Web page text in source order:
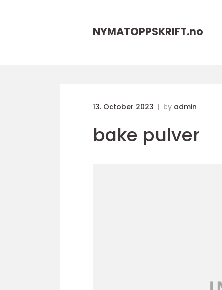
NYMATOPPSKRIFT.no
13. October 2023 by admin
bake pulver